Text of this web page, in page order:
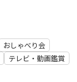
おしゃべり会
テレビ・動画鑑賞